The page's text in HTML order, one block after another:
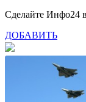
Сделайте Инфо24
ДОБАВИТЬ